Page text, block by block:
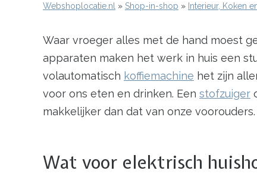
a
e
n
Kruimelpad
Webshoplocatie.nl Shop-in-shop Interieur, Koken
Waar vroeger alles met de hand moest
apparaten maken het werk in huis een
volautomatisch koffiemachine het zijn
voor ons eten en drinken. Een stofzuiger
makkelijker dan dat van onze voorouders.
Wat voor elektrisch